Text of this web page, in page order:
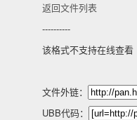
返回文件列表
----------
该格式不支持在线查看
文件外链：
UBB代码：